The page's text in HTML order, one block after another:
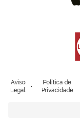
Aviso
Legal
Política de
Privacidade